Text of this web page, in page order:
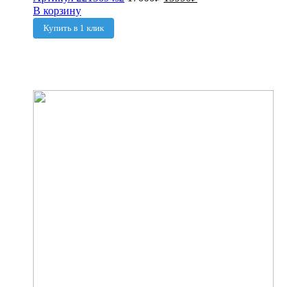
В корзину
Купить в 1 клик